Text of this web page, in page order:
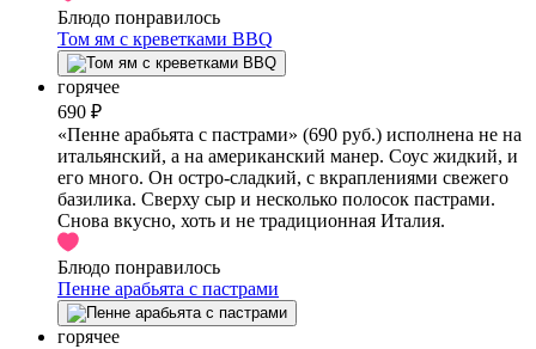
Блюдо понравилось
Том ям с креветками BBQ
горячее
690 ₽
«Пенне арабьята с пастрами» (690 руб.) исполнена не на
итальянский, а на американский манер. Соус жидкий, и
его много. Он остро-сладкий, с вкраплениями свежего
базилика. Сверху сыр и несколько полосок пастрами.
Снова вкусно, хоть и не традиционная Италия.
Блюдо понравилось
Пенне арабьята с пастрами
горячее